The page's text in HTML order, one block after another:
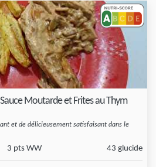
Moutarde et Frites au Thym
et de délicieusement satisfaisant dans le
3 pts WW 43 glucide